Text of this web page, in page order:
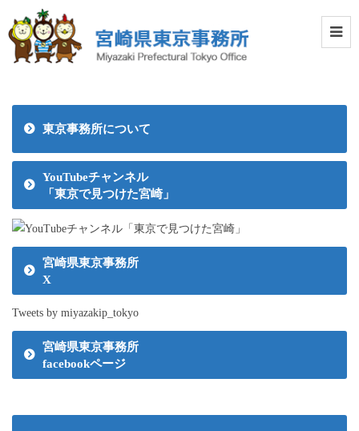
東京事務所について
YouTubeチャンネル
「東京で見つけた宮崎」
宮崎県東京事務所
X
Tweets by miyazakip_tokyo
宮崎県東京事務所
facebookページ